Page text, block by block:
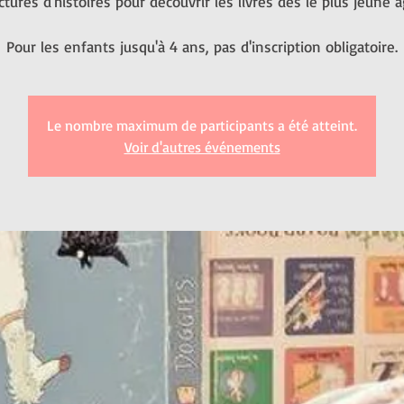
Pour les enfants jusqu'à 4 ans, pas d'inscription obligatoire.
Le nombre maximum de participants a été atteint.
Voir d'autres événements